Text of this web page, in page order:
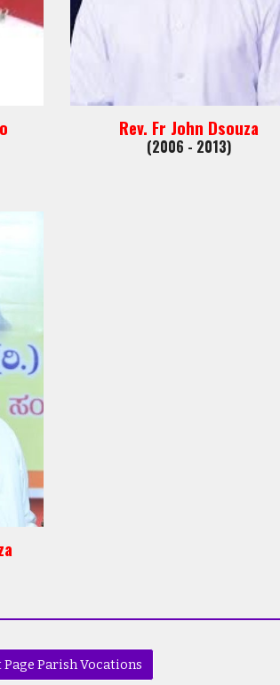
Rev. Fr John Dsouza
(2006 - 2013)
Page Parish Vocations